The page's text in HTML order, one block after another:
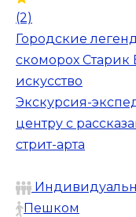
(2)
Городские
скоморох
искусство
Экскурсия-
центру с
стрит-арта
Пешком